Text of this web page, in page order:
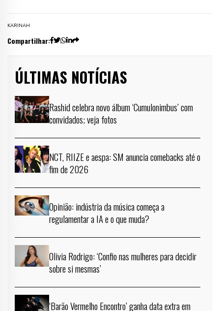
KARINAH
Compartilhar:
ÚLTIMAS NOTÍCIAS
Rashid celebra novo álbum ‘Cumulonimbus’ com
convidados; veja fotos
NCT, RIIZE e aespa: SM anuncia comebacks até o
fim de 2026
Opinião: indústria da música começa a
regulamentar a IA e o que muda?
Olivia Rodrigo: ‘Confio nas mulheres para decidir
sobre si mesmas’
‘Barão Vermelho Encontro’ ganha data extra em